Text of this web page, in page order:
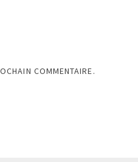
COMMENTAIRE.